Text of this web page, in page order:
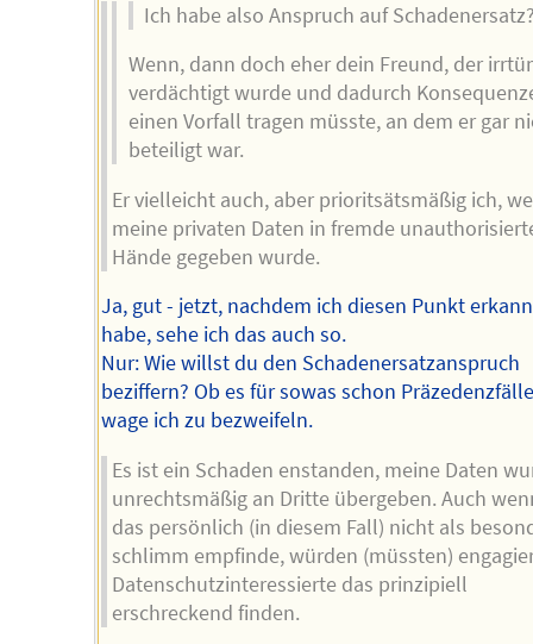
Ich habe also Anspruch auf
Wenn, dann doch eher dein Freund, der
verdächtigt wurde und dadurch
einen Vorfall tragen müsste, an dem er gar
beteiligt war.
Er vielleicht auch, aber prioritsätsmäßig ich,
meine privaten Daten in fremde
Hände gegeben wurde.
Ja, gut - jetzt, nachdem ich diesen Punkt
habe, sehe ich das auch so.
Nur: Wie willst du den Schadenersatzanspruch
beziffern? Ob es für sowas schon
wage ich zu bezweifeln.
Es ist ein Schaden enstanden, meine Daten
unrechtsmäßig an Dritte übergeben. Auch
das persönlich (in diesem Fall) nicht als
schlimm empfinde, würden (müssten)
Datenschutzinteressierte das prinzipiell
erschreckend finden.